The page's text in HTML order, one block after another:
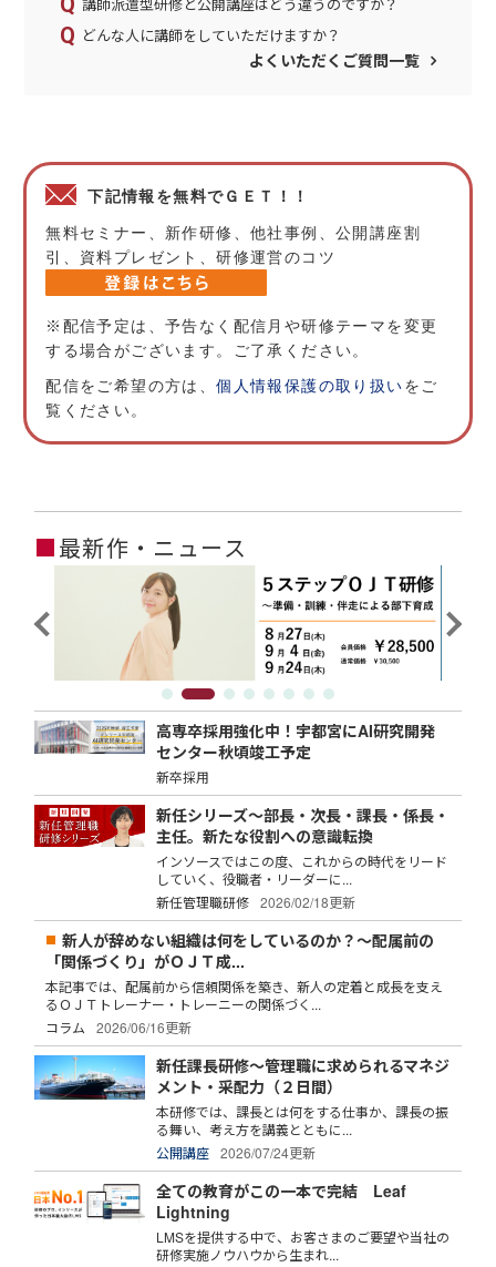
講師派遣型研修と公開講座はどう違うのですか？
どんな人に講師をしていただけますか？
よくいただくご質問一覧
下記情報を無料でＧＥＴ！！
無料セミナー、新作研修、他社事例、公開講座割
引、資料プレゼント、研修運営のコツ
※配信予定は、予告なく配信月や研修テーマを変更
する場合がございます。ご了承ください。
配信をご希望の方は、個人情報保護の取り扱いをご
覧ください。
■最新作・ニュース
高専卒採用強化中！宇都宮にAI研究開発
センター秋頃竣工予定
新卒採用
新任シリーズ～部長・次長・課長・係長・
主任。新たな役割への意識転換
インソースではこの度、これからの時代をリード
していく、役職者・リーダーに...
新任管理職研修
2026/02/18更新
新人が辞めない組織は何をしているのか？～配属前の
「関係づくり」がＯＪＴ成...
本記事では、配属前から信頼関係を築き、新人の定着と成長を支え
るＯＪＴトレーナー・トレーニーの関係づく...
コラム
2026/06/16更新
新任課長研修～管理職に求められるマネジ
メント・采配力（２日間）
本研修では、課長とは何をする仕事か、課長の振
る舞い、考え方を講義とともに...
公開講座
2026/07/24更新
全ての教育がこの一本で完結 Leaf
Lightning
LMSを提供する中で、お客さまのご要望や当社の
研修実施ノウハウから生まれ...